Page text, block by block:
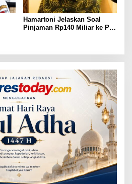
Hamartoni Jelaskan Soal
Pinjaman Rp140 Miliar ke PT